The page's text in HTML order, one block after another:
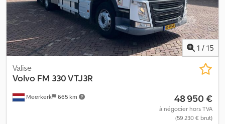
1 / 15
Meerkerk 665 km
Valise
Volvo FM 330 VTJ3R
48 950 €
à négocier hors TVA
(59 230 € brut)